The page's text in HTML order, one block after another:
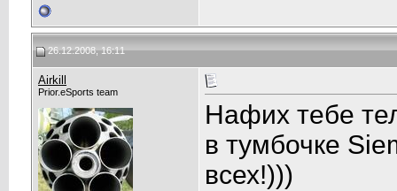
26.12.2008, 16:11
Airkill
Prior.eSports team
Нафих тебе
в тумбочке
всех!)))